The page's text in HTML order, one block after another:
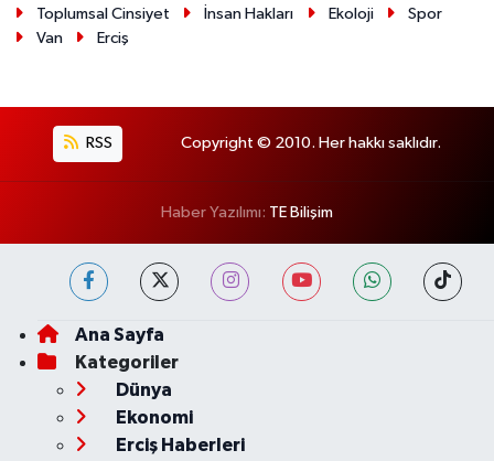
Toplumsal Cinsiyet
İnsan Hakları Ekoloji
Spor
Van
Erciş
RSS Copyright © 2010. Her hakkı saklıdır.
Haber Yazılımı: TE Bilişim
Ana Sayfa
Kategoriler
Dünya
Ekonomi
Erciş Haberleri